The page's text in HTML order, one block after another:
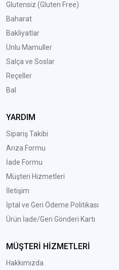
Glutensiz (Gluten Free)
Baharat
Bakliyatlar
Unlu Mamuller
Salça ve Soslar
Reçeller
Bal
YARDIM
Sipariş Takibi
Arıza Formu
İade Formu
Müşteri Hizmetleri
İletişim
İptal ve Geri Ödeme Politikası
Ürün İade/Geri Gönderi Kartı
MÜŞTERİ HİZMETLERİ
Hakkımızda